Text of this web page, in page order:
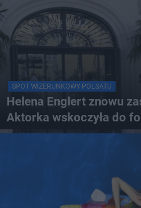
SPOT WIZERUNKOWY POLSATU
Helena Englert znowu
Aktorka wskoczyła do